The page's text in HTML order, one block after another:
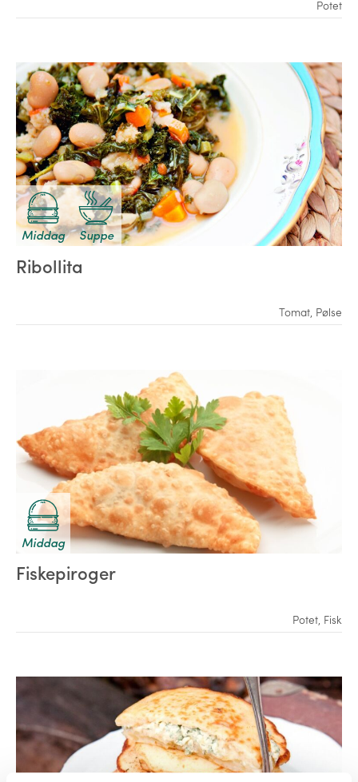
Potet
Middag Suppe
Ribollita
Tomat, Pølse
Middag
Fiskepiroger
Potet Fisk